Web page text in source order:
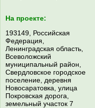
На проекте:
193149, Российская
Федерация,
Ленинградская область,
Всеволожский
муниципальный район,
Свердловское городское
поселение, деревня
Новосаратовка, улица
Покровская дорога,
земельный участок 7